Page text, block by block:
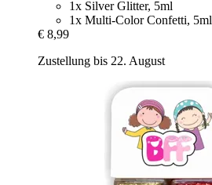
1x Silver Glitter, 5ml
1x Multi-Color Confetti, 5ml
€ 8,99
Zustellung bis 22. August